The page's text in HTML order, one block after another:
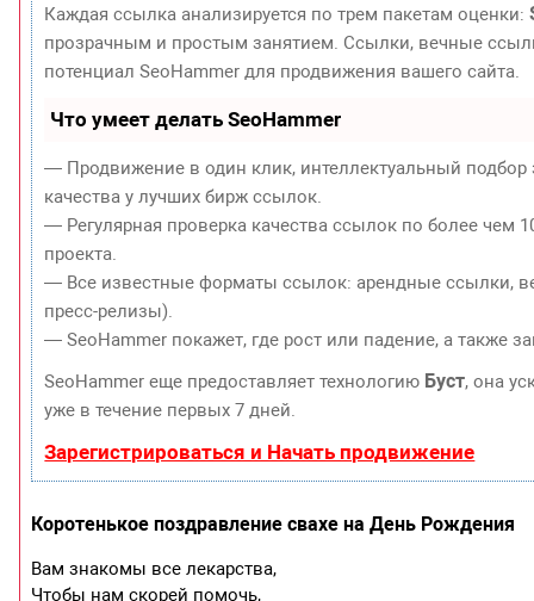
Каждая ссылка анализируется по трем пакетам оценки:
прозрачным и простым занятием. Ссылки, вечные
потенциал SeoHammer для продвижения вашего сайта.
Что умеет делать SeoHammer
— Продвижение в один клик, интеллектуальный
качества у лучших бирж ссылок.
— Регулярная проверка качества ссылок по более чем
проекта.
— Все известные форматы ссылок: арендные ссылки,
пресс-релизы).
— SeoHammer покажет, где рост или падение, а также
SeoHammer еще предоставляет технологию Буст, она
уже в течение первых 7 дней.
Зарегистрироваться и Начать продвижение
Коротенькое поздравление свахе на День Рождения
Вам знакомы все лекарства,
Чтобы нам скорей помочь,